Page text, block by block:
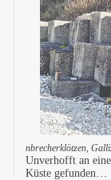
nbrecherklötzen,
Unverhofft an
Küste gefunden…